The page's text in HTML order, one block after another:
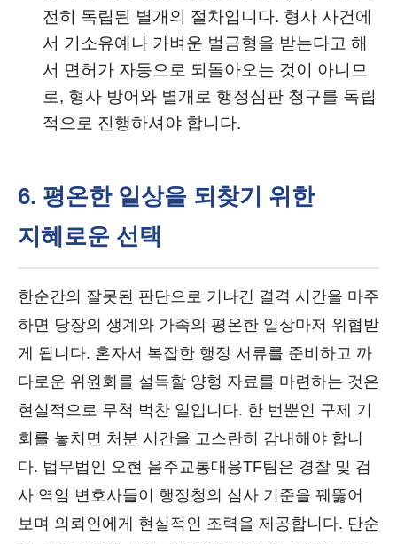
전히 독립된 별개의 절차입니다. 형사 사건에
서 기소유예나 가벼운 벌금형을 받는다고 해
서 면허가 자동으로 되돌아오는 것이 아니므
로, 형사 방어와 별개로 행정심판 청구를 독립
적으로 진행하셔야 합니다.
6. 평온한 일상을 되찾기 위한
지혜로운 선택
한순간의 잘못된 판단으로 기나긴 결격 시간을 마주
하면 당장의 생계와 가족의 평온한 일상마저 위협받
게 됩니다. 혼자서 복잡한 행정 서류를 준비하고 까
다로운 위원회를 설득할 양형 자료를 마련하는 것은
현실적으로 무척 벅찬 일입니다. 한 번뿐인 구제 기
회를 놓치면 처분 시간을 고스란히 감내해야 합니
다. 법무법인 오현 음주교통대응TF팀은 경찰 및 검
사 역임 변호사들이 행정청의 심사 기준을 꿰뚫어
보며 의뢰인에게 현실적인 조력을 제공합니다. 단순